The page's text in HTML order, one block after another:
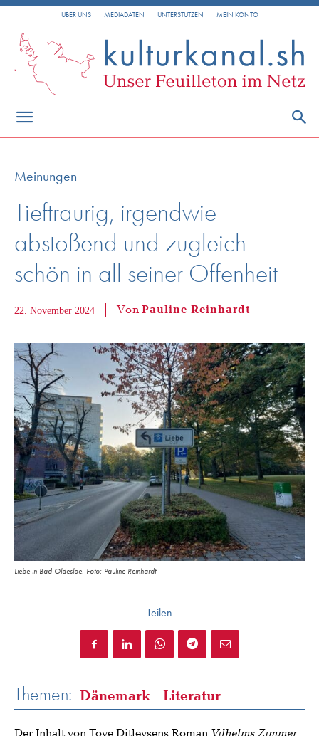
ÜBER UNS MEDIADATEN UNTERSTÜTZEN MEIN KONTO
Meinungen
Tieftraurig, irgendwie
abstoßend und zugleich
schön in all seiner Offenheit
22. November 2024 VonPauline Reinhardt
Liebe in Bad Oldesloe. Foto: Pauline Reinhardt
Teilen
Themen: Dänemark Literatur